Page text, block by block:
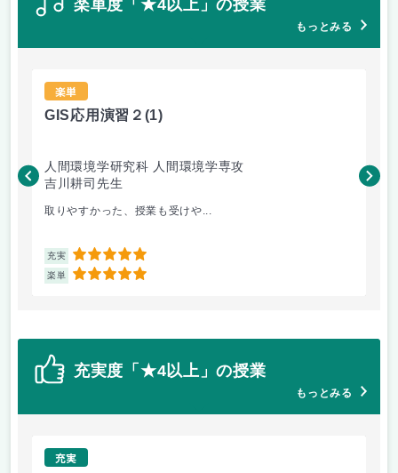
楽単度「★4以上」の授業
もっとみる
楽単
GIS応用演習２ (1)
人間環境学研究科 人間環境学専攻
吉川耕司先生
取りやすかった、授業も受けや...
充実 5
楽単 5
吉
充実度「★4以上」の授業
もっとみる
充実